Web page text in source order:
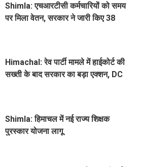
Shimla: एचआरटीसी कर्मचारियों को समय
पर मिला वेतन, सरकार ने जारी किए 38
Himachal: रेव पार्टी मामले में हाईकोर्ट की
सख्ती के बाद सरकार का बड़ा एक्शन, DC
Shimla: हिमाचल में नई राज्य शिक्षक
पुरस्कार योजना लागू